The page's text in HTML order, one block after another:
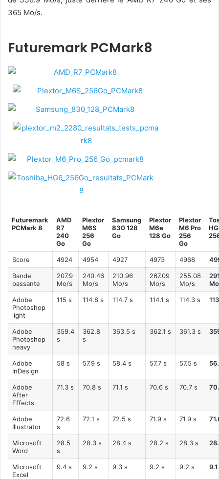
365 Mo/s.
Futuremark PCMark8
Futuremark
PCMark 8
AMD
R7
240
Go
Plextor
M6S
256
Go
Samsung
830 128
Go
Plextor
M6e
128 Go
Plextor
M6 Pro
256
Go
Score 4924 4954 4927 4973 4968
Bande
passante
207.9
Mo/s
240.46
Mo/s
210.96
Mo/s
267.09
Mo/s
255.08
Mo/s
Adobe
Photoshop
light
115 s 114.8 s 114.7 s 114.1 s 114.3 s
Adobe
Photoshop
heavy
359.4
s
362.8
s
363.5 s 362.1 s 361.3 s
Adobe
InDesign
58 s 57.9 s 58.4 s 57.7 s 57.5 s
Adobe
After
Effects
71.3 s 70.8 s 71.1 s 70.6 s 70.7 s
Adobe
Illustrator
72.6
s
72.1 s 72.5 s 71.9 s 71.9 s
Microsoft
Word
28.5
s
28.3 s 28.4 s 28.2 s 28.3 s
Microsoft
Excel
9.4 s 9.2 s 9.3 s 9.2 s 9.2 s 9.1